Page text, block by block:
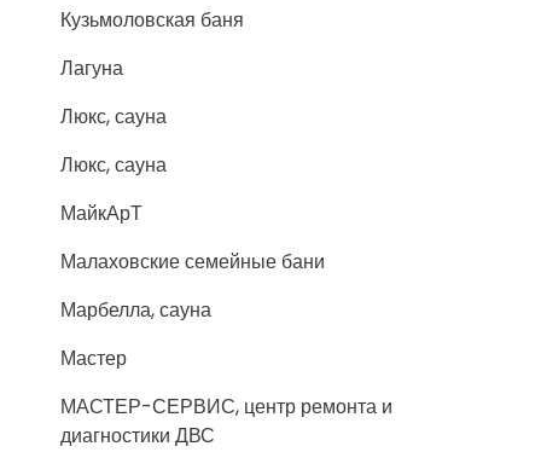
Кузьмоловская баня
Лагуна
Люкс, сауна
Люкс, сауна
МайкАрТ
Малаховские семейные бани
Марбелла, сауна
Мастер
МАСТЕР-СЕРВИС, центр ремонта и
диагностики ДВС